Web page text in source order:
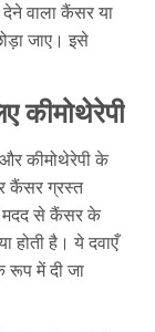
देने वाला कैंसर या
जाए। इसे
कीमोथेरेपी
कीमोथेरेपी के
कैंसर ग्रस्त
मदद से कैंसर के
होती है। ये दवाएँ
रूप में दी जा